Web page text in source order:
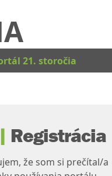
21. storočia
| Registrácia
že som si prečítal/a